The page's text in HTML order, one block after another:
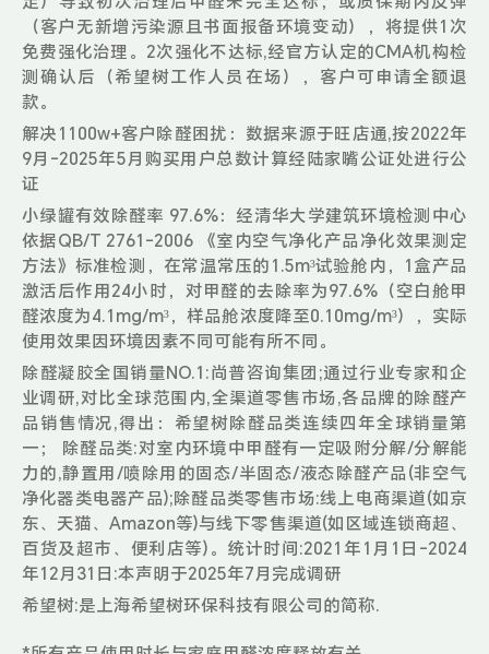
（客户无新增污染源且书面报备环境变动），将提供1次
免费强化治理。2次强化不达标,经官方认定的CMA机构检
测确认后（希望树工作人员在场），客户可申请全额退
款。
解决1100w+客户除醛困扰：数据来源于旺店通,按2022年
9月-2025年5月购买用户总数计算经陆家嘴公证处进行公
证
小绿罐有效除醛率 97.6%：经清华大学建筑环境检测中心
依据QB/T 2761-2006 《室内空气净化产品净化效果测定
方法》标准检测，在常温常压的1.5m³试验舱内，1盒产品
激活后作用24小时，对甲醛的去除率为97.6%（空白舱甲
醛浓度为4.1mg/m³，样品舱浓度降至0.10mg/m³），实际
使用效果因环境因素不同可能有所不同。
除醛凝胶全国销量NO.1:尚普咨询集团;通过行业专家和企
业调研,对比全球范围内,全渠道零售市场,各品牌的除醛产
品销售情况,得出：希望树除醛品类连续四年全球销量第
一； 除醛品类:对室内环境中甲醛有一定吸附分解/分解能
力的,静置用/喷除用的固态/半固态/液态除醛产品(非空气
净化器类电器产品);除醛品类零售市场:线上电商渠道(如京
东、天猫、Amazon等)与线下零售渠道(如区域连锁商超、
百货及超市、便利店等)。统计时间:2021年1月1日-2024
年12月31日:本声明于2025年7月完成调研
希望树:是上海希望树环保科技有限公司的简称.